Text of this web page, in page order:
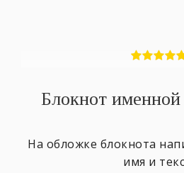
Блокнот
На обложке блокнота
имя и